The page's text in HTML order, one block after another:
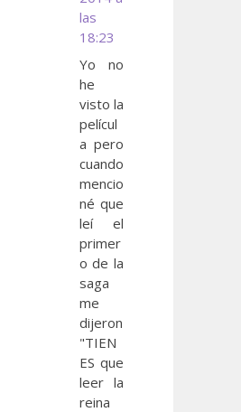
las
18:23
Yo no
he
visto la
películ
a pero
cuando
mencio
né que
leí el
primer
o de la
saga
me
dijeron
"TIEN
ES que
leer la
reina